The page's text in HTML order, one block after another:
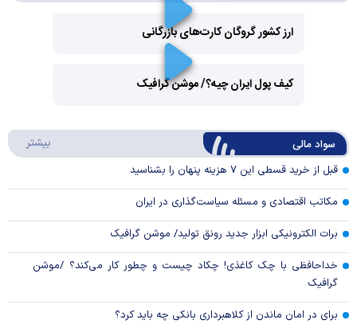
ارز کشور گروگان کارت‌های بازرگانی
Video
کیف پول ایران چیه؟/ موشن گرافیک
سواد مالی بیشتر
قبل از خرید قسطی این ۷ هزینه پنهان را بشناسید
مکاتب اقتصادی و مسئله سیاست‌گذاری در ایران
برات الکترونیکی ابزار جدید رونق تولید/ موشن گرافیک
خداحافظی با چک کاغذی! چکاد چیست و چطور کار می‌کند؟ /موشن
گرافیک
برای در امان ماندن از کلاهبرداری بانکی چه باید کرد؟